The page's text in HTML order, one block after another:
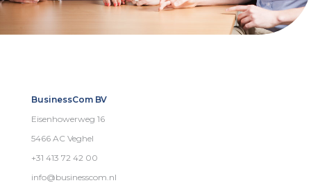
BusinessCom BV
Eisenhowerweg 16
5466 AC Veghel
+31 413 72 42 00
info@businesscom.nl